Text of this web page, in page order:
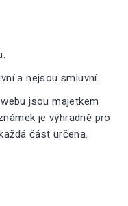
a nejsou smluvní.
jsou majetkem
je výhradně pro
část určena.